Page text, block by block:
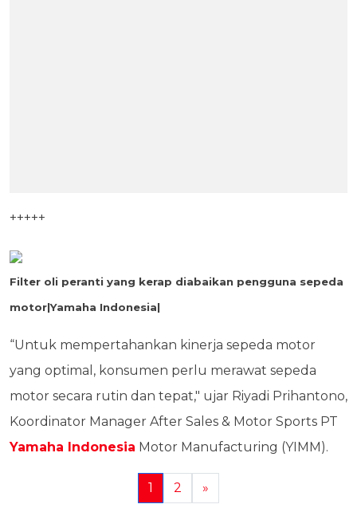
+++++
Filter oli peranti yang kerap diabaikan pengguna sepeda
motor|Yamaha Indonesia|
“Untuk mempertahankan kinerja sepeda motor
yang optimal, konsumen perlu merawat sepeda
motor secara rutin dan tepat," ujar Riyadi Prihantono,
Koordinator Manager After Sales & Motor Sports PT
Yamaha Indonesia Motor Manufacturing (YIMM).
1 2 »